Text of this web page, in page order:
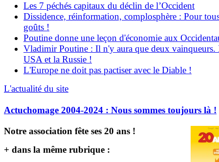
Les 7 péchés capitaux du déclin de l’Occident
Dissidence, réinformation, complosphère : Pour
goûts !
Poutine donne une leçon d'économie aux
Vladimir Poutine : Il n'y aura que deux vainqueurs.
USA et la Russie !
L'Europe ne doit pas pactiser avec le Diable !
L'actualité du site
Actuchomage 2004-2024 : Nous sommes toujours là !
Notre association fête ses 20 ans !
+ dans la même rubrique :